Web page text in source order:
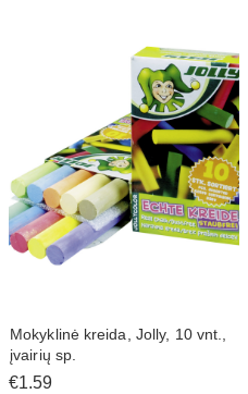
Mokyklinė kreida, Jolly, 10 vnt.,
įvairių sp.
€1.59